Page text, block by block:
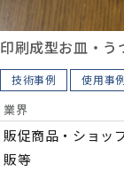
印刷成型お皿・
技術事例 使用事例
業界
販促商品・ショッ
販等